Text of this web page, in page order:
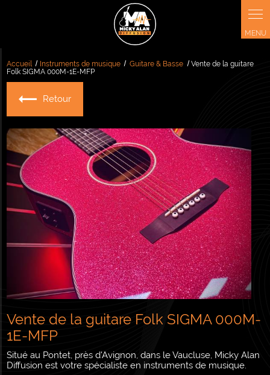
Accueil Instruments de musique Guitare & Basse
Vente de la guitare
Folk SIGMA 000M-1E-MFP
Retour
Vente de la guitare Folk SIGMA 000M-
1E-MFP
Situé au Pontet, près d'Avignon, dans le Vaucluse, Micky Alan
Diffusion est votre spécialiste en instruments de musique.
Panneau de gestion des cookies